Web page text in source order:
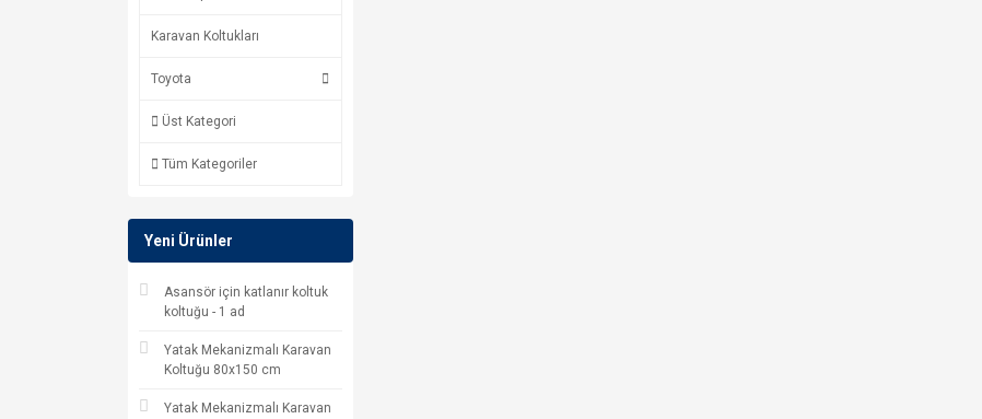
Karavan Koltukları
Toyota
Üst Kategori
Tüm Kategoriler
Yeni Ürünler
Asansör için katlanır koltuk
koltuğu - 1 ad
Yatak Mekanizmalı Karavan
Koltuğu 80x150 cm
Yatak Mekanizmalı Karavan